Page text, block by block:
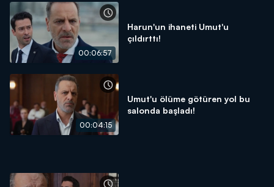
00:06:57
Harun'un ihaneti Umut'u
çıldırttı!
00:04:15
Umut'u ölüme götüren yol bu
salonda başladı!